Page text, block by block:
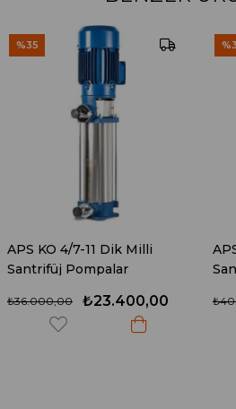
Milli
APS KO 4/8-15 Dik
Santrifüj Pompalar
₺40.800,00
%35